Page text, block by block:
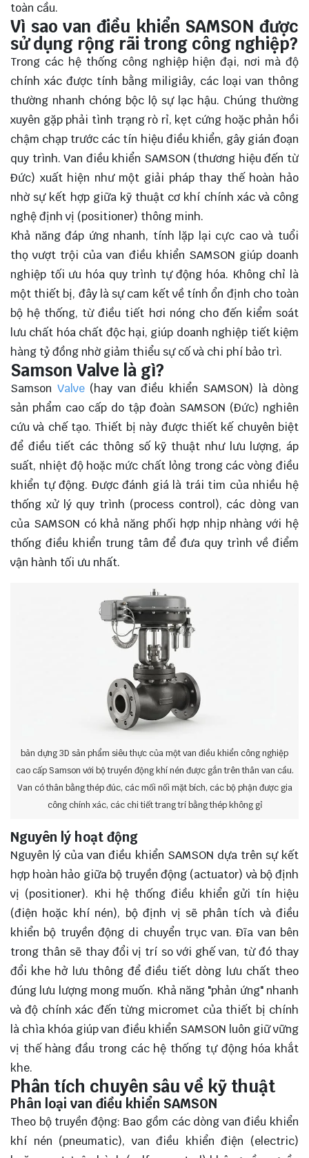
toàn cầu.
Vì sao van điều khiển SAMSON được
sử dụng rộng rãi trong công nghiệp?
Trong các hệ thống công nghiệp hiện đại, nơi mà độ
chính xác được tính bằng miligiây, các loại van thông
thường nhanh chóng bộc lộ sự lạc hậu. Chúng thường
xuyên gặp phải tình trạng rò rỉ, kẹt cứng hoặc phản hồi
chậm chạp trước các tín hiệu điều khiển, gây gián đoạn
quy trình. Van điều khiển SAMSON (thương hiệu đến từ
Đức) xuất hiện như một giải pháp thay thế hoàn hảo
nhờ sự kết hợp giữa kỹ thuật cơ khí chính xác và công
nghệ định vị (positioner) thông minh.
Khả năng đáp ứng nhanh, tính lặp lại cực cao và tuổi
thọ vượt trội của van điều khiển SAMSON giúp doanh
nghiệp tối ưu hóa quy trình tự động hóa. Không chỉ là
một thiết bị, đây là sự cam kết về tính ổn định cho toàn
bộ hệ thống, từ điều tiết hơi nóng cho đến kiểm soát
lưu chất hóa chất độc hại, giúp doanh nghiệp tiết kiệm
hàng tỷ đồng nhờ giảm thiểu sự cố và chi phí bảo trì.
Samson Valve là gì?
Samson Valve (hay van điều khiển SAMSON) là dòng
sản phẩm cao cấp do tập đoàn SAMSON (Đức) nghiên
cứu và chế tạo. Thiết bị này được thiết kế chuyên biệt
để điều tiết các thông số kỹ thuật như lưu lượng, áp
suất, nhiệt độ hoặc mức chất lỏng trong các vòng điều
khiển tự động. Được đánh giá là trái tim của nhiều hệ
thống xử lý quy trình (process control), các dòng van
của SAMSON có khả năng phối hợp nhịp nhàng với hệ
thống điều khiển trung tâm để đưa quy trình về điểm
vận hành tối ưu nhất.
bản dựng 3D sản phẩm siêu thực của một van điều khiển công nghiệp
cao cấp Samson với bộ truyền động khí nén được gắn trên thân van cầu.
Van có thân bằng thép đúc, các mối nối mặt bích, các bộ phận được gia
công chính xác, các chi tiết trang trí bằng thép không gỉ
Nguyên lý hoạt động
Nguyên lý của van điều khiển SAMSON dựa trên sự kết
hợp hoàn hảo giữa bộ truyền động (actuator) và bộ định
vị (positioner). Khi hệ thống điều khiển gửi tín hiệu
(điện hoặc khí nén), bộ định vị sẽ phân tích và điều
khiển bộ truyền động di chuyển trục van. Đĩa van bên
trong thân sẽ thay đổi vị trí so với ghế van, từ đó thay
đổi khe hở lưu thông để điều tiết dòng lưu chất theo
đúng lưu lượng mong muốn. Khả năng "phản ứng" nhanh
và độ chính xác đến từng micromet của thiết bị chính
là chìa khóa giúp van điều khiển SAMSON luôn giữ vững
vị thế hàng đầu trong các hệ thống tự động hóa khắt
khe.
Phân tích chuyên sâu về kỹ thuật
Phân loại van điều khiển SAMSON
Theo bộ truyền động: Bao gồm các dòng van điều khiển
khí nén (pneumatic), van điều khiển điện (electric)